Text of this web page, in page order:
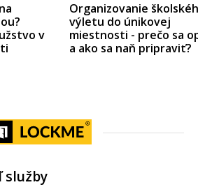
v
Organizovanie
výletu do únikovej
miestnosti - prečo sa
a ako sa naň pripraviť?
služby